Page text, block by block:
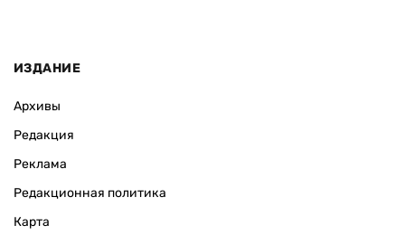
ИЗДАНИЕ
Архивы
Редакция
Реклама
Редакционная политика
Карта